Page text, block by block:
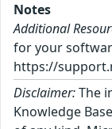
Notes
Additional
for your
https://
Disclaimer:The
Knowledge